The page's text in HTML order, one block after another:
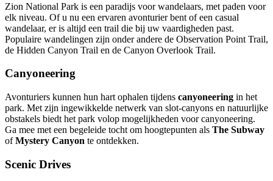
Zion National Park is een paradijs voor wandelaars, met paden voor
elk niveau. Of u nu een ervaren avonturier bent of een casual
wandelaar, er is altijd een trail die bij uw vaardigheden past.
Populaire wandelingen zijn onder andere de Observation Point Trail,
de Hidden Canyon Trail en de Canyon Overlook Trail.
Canyoneering
Avonturiers kunnen hun hart ophalen tijdens canyoneering in het
park. Met zijn ingewikkelde netwerk van slot-canyons en natuurlijke
obstakels biedt het park volop mogelijkheden voor canyoneering.
Ga mee met een begeleide tocht om hoogtepunten als The Subway
ofMystery Canyon te ontdekken.
Scenic Drives